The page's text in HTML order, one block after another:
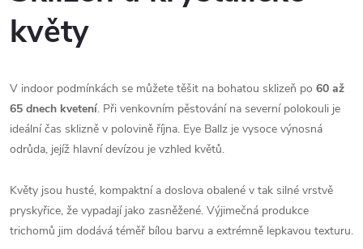
květy
V indoor podmínkách se můžete těšit na bohatou sklizeň po 60 až
65 dnech kvetení. Při venkovním pěstování na severní polokouli je
ideální čas sklizně v polovině října. Eye Ballz je vysoce výnosná
odrůda, jejíž hlavní devízou je vzhled květů.
Květy jsou husté, kompaktní a doslova obalené v tak silné vrstvě
pryskyřice, že vypadají jako zasněžené. Výjimečná produkce
trichomů jim dodává téměř bílou barvu a extrémně lepkavou texturu.